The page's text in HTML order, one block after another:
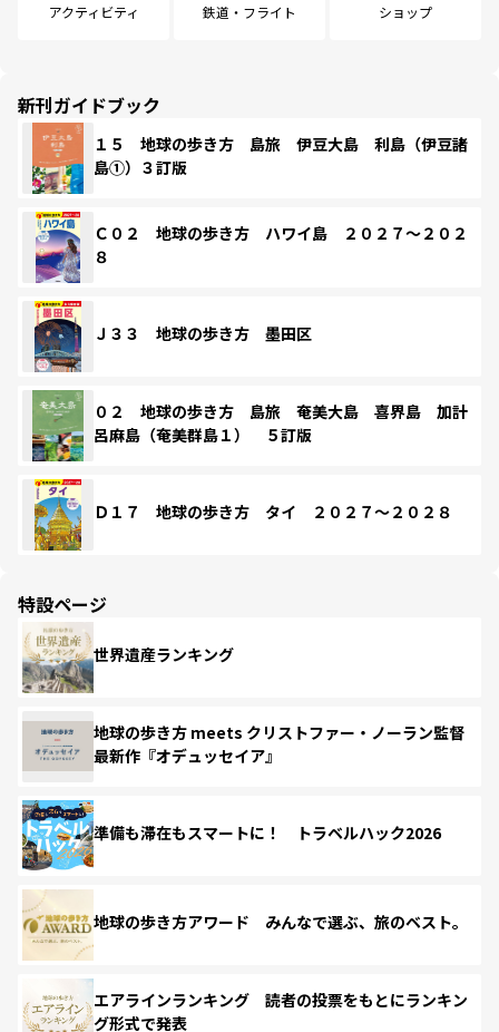
アクティビティ 鉄道・フライト ショップ
新刊ガイドブック
１５ 地球の歩き方 島旅 伊豆大島 利島（伊豆諸
島①）３訂版
Ｃ０２ 地球の歩き方 ハワイ島 ２０２７～２０２
８
Ｊ３３ 地球の歩き方 墨田区
０２ 地球の歩き方 島旅 奄美大島 喜界島 加計
呂麻島（奄美群島１） ５訂版
Ｄ１７ 地球の歩き方 タイ ２０２７～２０２８
特設ページ
世界遺産ランキング
地球の歩き方 meets クリストファー・ノーラン監督
最新作『オデュッセイア』
準備も滞在もスマートに！ トラベルハック2026
地球の歩き方アワード みんなで選ぶ、旅のベスト。
エアラインランキング 読者の投票をもとにランキン
グ形式で発表